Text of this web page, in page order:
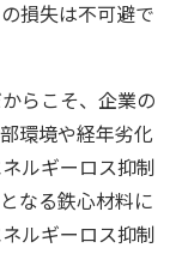
損失は不可避で
らこそ、企業の
環境や経年劣化
ルギーロス抑制
なる鉄心材料に
ルギーロス抑制